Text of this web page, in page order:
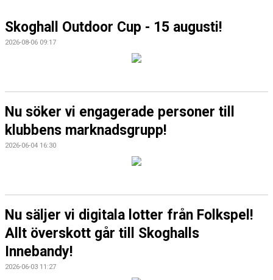
KONTAKTA OSS
Skoghall Outdoor Cup - 15 augusti!
2026-08-06 09:17
Nu söker vi engagerade personer till
klubbens marknadsgrupp!
2026-06-04 16:30
Nu säljer vi digitala lotter från Folkspel!
Allt överskott går till Skoghalls
Innebandy!
2026-06-03 11:27